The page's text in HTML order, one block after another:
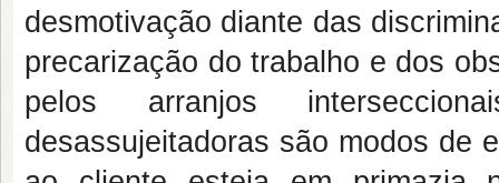
desmotivação diante das
precarização do trabalho e dos
pelos arranjos
desassujeitadoras são modos de